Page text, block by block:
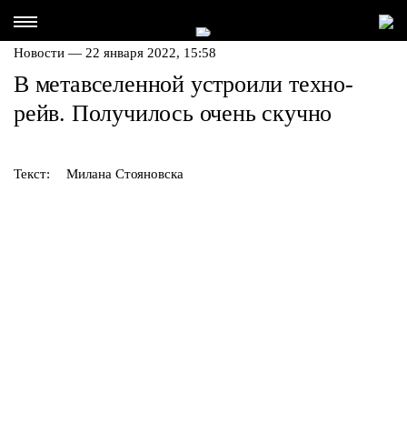
Новости — 22 января 2022, 15:58
В метавселенной устроили техно-
рейв. Получилось очень скучно
Текст: Милана Стояновска